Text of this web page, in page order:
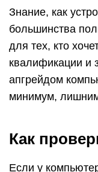
на блок питания.
и по другим
наличии
системы,
работы. Имеется
питания
блоком
Чтобы